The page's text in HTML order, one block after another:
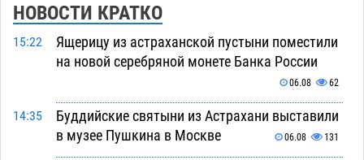
НОВОСТИ КРАТКО
15:22
Ящерицу из астраханской пустыни поместили
на новой серебряной монете Банка России
06.08 62
14:35
Буддийские святыни из Астрахани выставили
в музее Пушкина в Москве
06.08 131